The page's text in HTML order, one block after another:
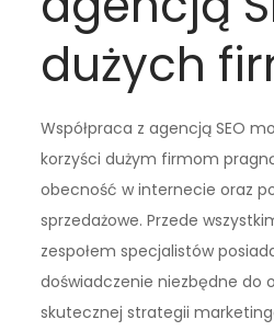
dużych
Współpraca z agencją SEO
korzyści dużym firmom
obecność w internecie oraz
sprzedażowe. Przede
zespołem specjalistów
doświadczenie niezbędne do
skutecznej strategii